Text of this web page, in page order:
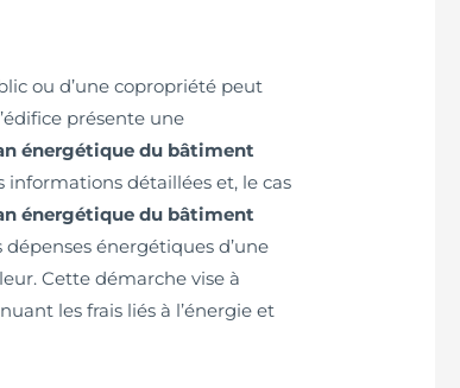
ou d’une copropriété peut
présente une
énergétique du bâtiment
détaillées et, le cas
énergétique du bâtiment
énergétiques d’une
Cette démarche vise à
les frais liés à l’énergie et